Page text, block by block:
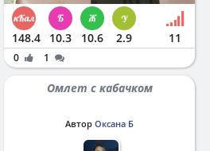
148.4 10.3 10.6 2.9 11
0 1
Омлет с кабачком
Автор Оксана Б